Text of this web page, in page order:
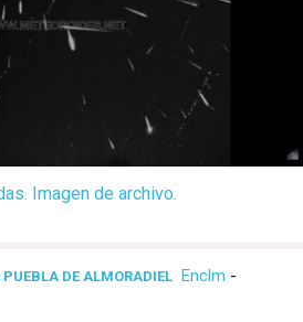
Imagen de archivo.
DE ALMORADIEL Enclm -